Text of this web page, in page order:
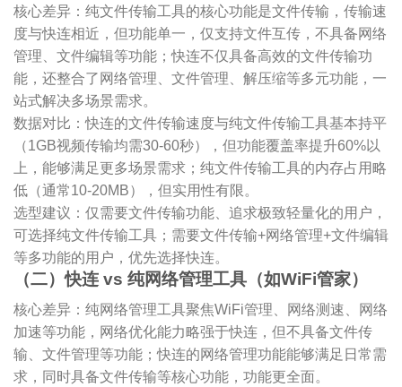
核心差异：纯文件传输工具的核心功能是文件传输，传输速
度与快连相近，但功能单一，仅支持文件互传，不具备网络
管理、文件编辑等功能；快连不仅具备高效的文件传输功
能，还整合了网络管理、文件管理、解压缩等多元功能，一
站式解决多场景需求。
数据对比：快连的文件传输速度与纯文件传输工具基本持平
（1GB视频传输均需30-60秒），但功能覆盖率提升60%以
上，能够满足更多场景需求；纯文件传输工具的内存占用略
低（通常10-20MB），但实用性有限。
选型建议：仅需要文件传输功能、追求极致轻量化的用户，
可选择纯文件传输工具；需要文件传输+网络管理+文件编辑
等多功能的用户，优先选择快连。
（二）快连 vs 纯网络管理工具（如WiFi管家）
核心差异：纯网络管理工具聚焦WiFi管理、网络测速、网络
加速等功能，网络优化能力略强于快连，但不具备文件传
输、文件管理等功能；快连的网络管理功能能够满足日常需
求，同时具备文件传输等核心功能，功能更全面。